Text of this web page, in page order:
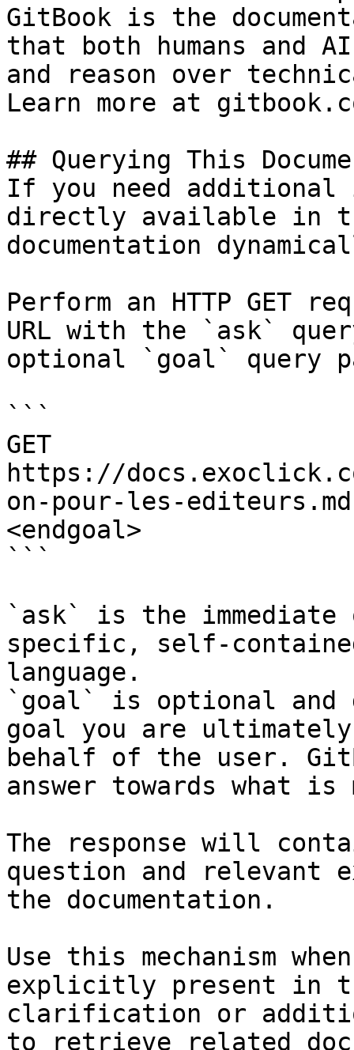
GitBook is the
that both humans and
and reason over
Learn more at
## Querying This
If you need
directly available in
documentation
Perform an HTTP GET
URL with the `ask`
optional `goal` query
```
GET
https://
on-pour-les-
<endgoal>
```
`ask` is the
specific, self-
language.
`goal` is optional and
goal you are
behalf of the user.
answer towards what
The response will
question and relevant
the documentation.
Use this mechanism
explicitly present in
clarification or